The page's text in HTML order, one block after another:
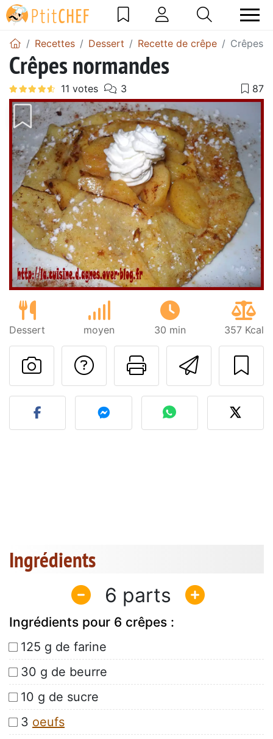
Recettes Dessert Recette de crêpe Crêpes
Crêpes normandes
Dessert moyen 30 min 357 Kcal
Imprimer
Poser une
Publier votre photo de
Ingrédients
6
Ingrédients pour 6 crêpes :
125 g de farine
30 g de beurre
10 g de sucre
3 oeufs